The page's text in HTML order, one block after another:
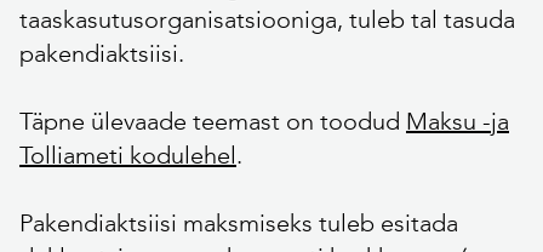
taaskasutusorganisatsiooniga, tuleb tal tasuda
pakendiaktsiisi.
Täpne ülevaade teemast on toodud Maksu -ja
Tolliameti kodulehel.
Pakendiaktsiisi maksmiseks tuleb esitada